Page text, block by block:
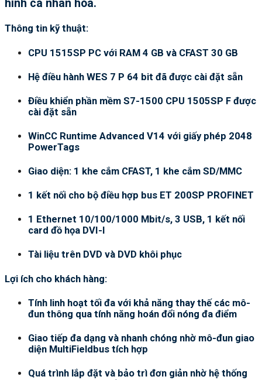
hình cá nhân hóa.
Thông tin kỹ thuật:
CPU 1515SP PC với RAM 4 GB và CFAST 30 GB
Hệ điều hành WES 7 P 64 bit đã được cài đặt sẵn
Điều khiển phần mềm S7-1500 CPU 1505SP F được
cài đặt sẵn
WinCC Runtime Advanced V14 với giấy phép 2048
PowerTags
Giao diện: 1 khe cắm CFAST, 1 khe cắm SD/MMC
1 kết nối cho bộ điều hợp bus ET 200SP PROFINET
1 Ethernet 10/100/1000 Mbit/s, 3 USB, 1 kết nối
card đồ họa DVI-I
Tài liệu trên DVD và DVD khôi phục
Lợi ích cho khách hàng:
Tính linh hoạt tối đa với khả năng thay thế các mô-
đun thông qua tính năng hoán đổi nóng đa điểm
Giao tiếp đa dạng và nhanh chóng nhờ mô-đun giao
diện MultiFieldbus tích hợp
Quá trình lắp đặt và bảo trì đơn giản nhờ hệ thống